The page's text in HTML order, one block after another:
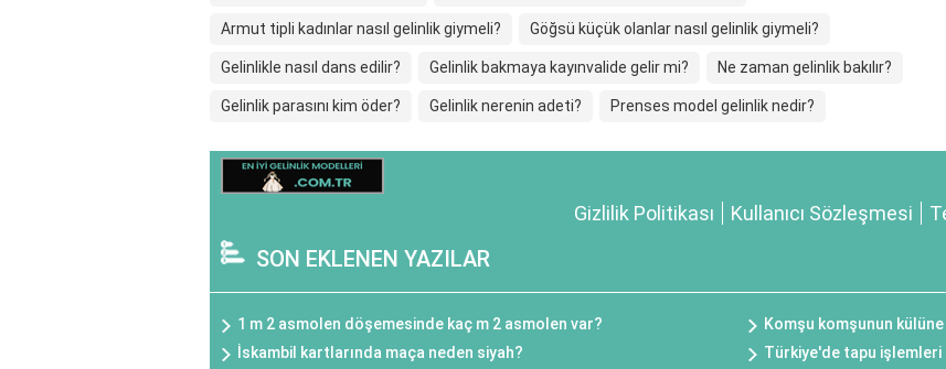
Armut tipli kadınlar nasıl gelinlik giymeli? Göğsü küçük olanlar nasıl gelinlik giymeli?
Gelinlikle nasıl dans edilir? Gelinlik bakmaya kayınvalide gelir mi? Ne zaman gelinlik bakılır?
Gelinlik parasını kim öder? Gelinlik nerenin adeti? Prenses model gelinlik nedir?
Gizlilik Politikası Kullanıcı Sözleşmesi
SON EKLENEN YAZILAR
1 m 2 asmolen döşemesinde kaç m 2 asmolen var?
Komşu komşunun
İskambil kartlarında maça neden siyah?
Türkiye'de tapu işlemleri